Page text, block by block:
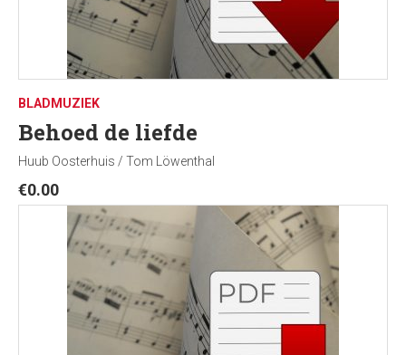
BLADMUZIEK
Behoed de liefde
Huub Oosterhuis / Tom Löwenthal
€0.00